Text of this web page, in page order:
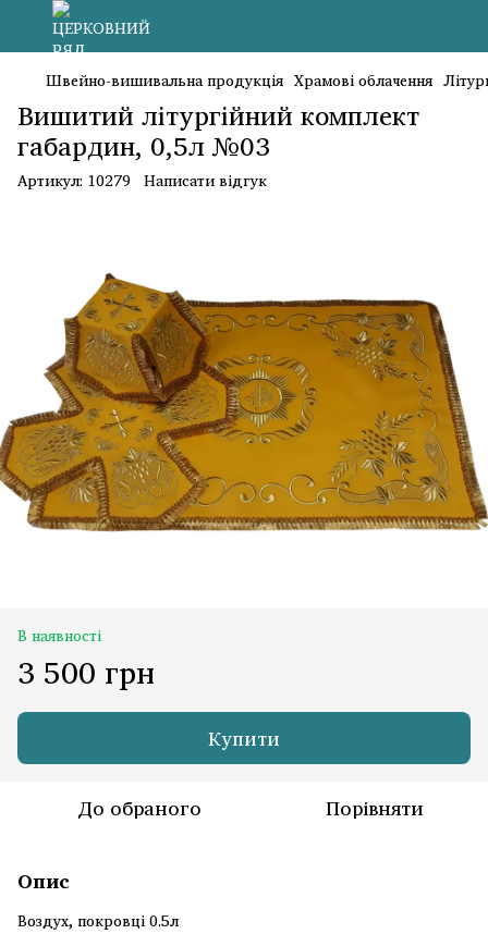
Швейно-вишивальна продукція Храмові облачення
Вишитий літургійний комплект
габардин, 0,5л №03
Артикул: 10279 Написати відгук
В наявності
3 500 грн
Купити
До обраного Порівняти
Опис
Воздух, покровці 0.5л